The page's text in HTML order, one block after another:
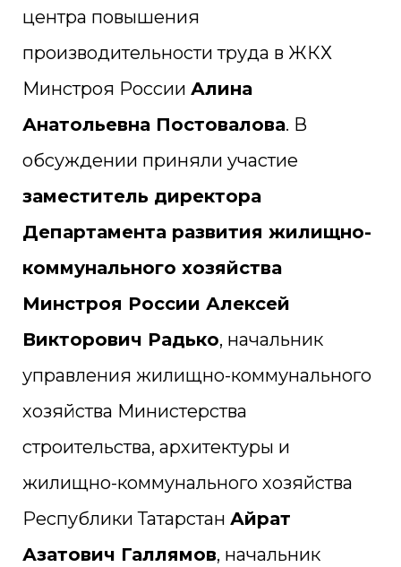
центра повышения
производительности труда в ЖКХ
Минстроя России Алина
Анатольевна Постовалова. В
обсуждении приняли участие
заместитель директора
Департамента развития жилищно-
коммунального хозяйства
Минстроя России Алексей
Викторович Радько, начальник
управления жилищно-коммунального
хозяйства Министерства
строительства, архитектуры и
жилищно-коммунального хозяйства
Республики Татарстан Айрат
Азатович Галлямов, начальник